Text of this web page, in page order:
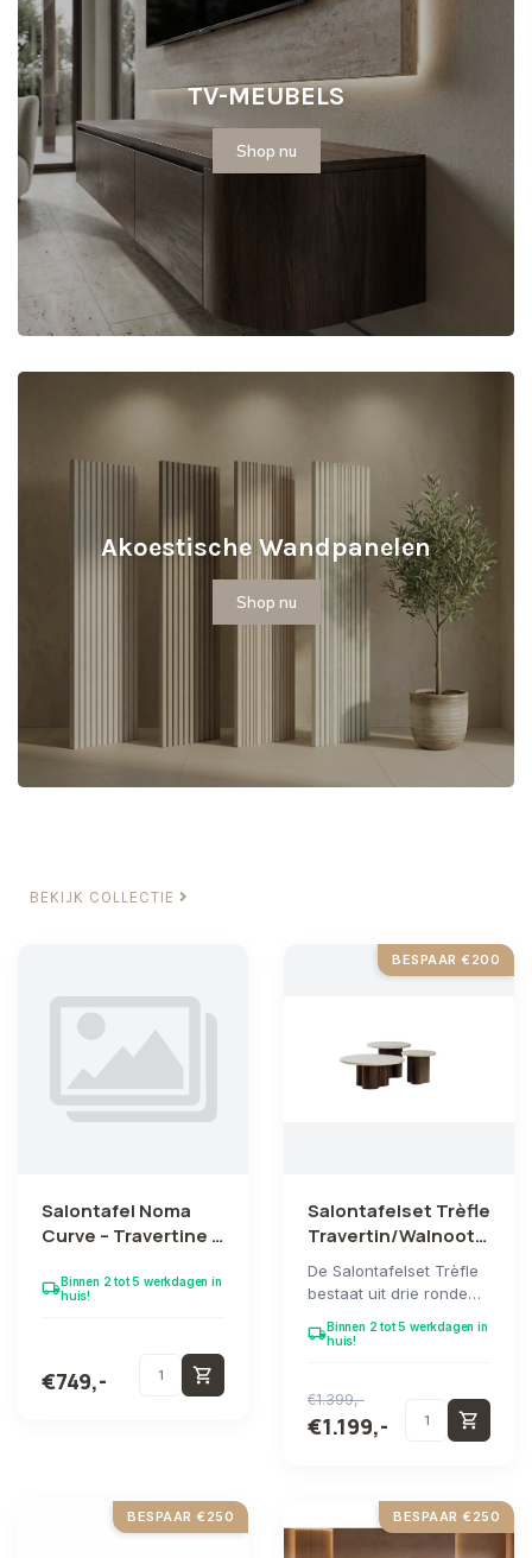
TV-MEUBELS
Shop nu
Akoestische Wandpanelen
Shop nu
BEKIJK COLLECTIE
Salontafel Noma
Curve – Travertine &
local_shippingBinnen 2 tot 5 werkdagen in
huis!
€749,- shopping_cart
BESPAAR €200
Salontafelset Trèfle
Travertin/Walnoot
(3-delig)
De Salontafelset Trèfle
bestaat uit drie ronde
blad, e...
local_shippingBinnen 2 tot 5 werkdagen in
huis!
€1.399,-
€1.199,- shopping_cart
BESPAAR €250 BESPAAR €250